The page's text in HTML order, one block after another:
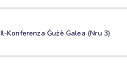
Il-Konferenza Ġużè Galea (Nru 3)